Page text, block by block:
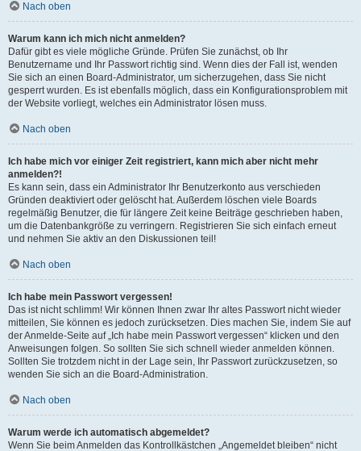
Nach oben
Warum kann ich mich nicht anmelden?
Dafür gibt es viele mögliche Gründe. Prüfen Sie zunächst, ob Ihr
Benutzername und Ihr Passwort richtig sind. Wenn dies der Fall ist, wenden
Sie sich an einen Board-Administrator, um sicherzugehen, dass Sie nicht
gesperrt wurden. Es ist ebenfalls möglich, dass ein Konfigurationsproblem mit
der Website vorliegt, welches ein Administrator lösen muss.
Nach oben
Ich habe mich vor einiger Zeit registriert, kann mich aber nicht mehr
anmelden?!
Es kann sein, dass ein Administrator Ihr Benutzerkonto aus verschieden
Gründen deaktiviert oder gelöscht hat. Außerdem löschen viele Boards
regelmäßig Benutzer, die für längere Zeit keine Beiträge geschrieben haben,
um die Datenbankgröße zu verringern. Registrieren Sie sich einfach erneut
und nehmen Sie aktiv an den Diskussionen teil!
Nach oben
Ich habe mein Passwort vergessen!
Das ist nicht schlimm! Wir können Ihnen zwar Ihr altes Passwort nicht wieder
mitteilen, Sie können es jedoch zurücksetzen. Dies machen Sie, indem Sie auf
der Anmelde-Seite auf „Ich habe mein Passwort vergessen“ klicken und den
Anweisungen folgen. So sollten Sie sich schnell wieder anmelden können.
Sollten Sie trotzdem nicht in der Lage sein, Ihr Passwort zurückzusetzen, so
wenden Sie sich an die Board-Administration.
Nach oben
Warum werde ich automatisch abgemeldet?
Wenn Sie beim Anmelden das Kontrollkästchen „Angemeldet bleiben“ nicht